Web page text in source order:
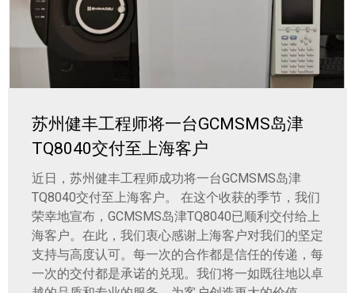
苏州健丰工程师将一台GCMSMS岛津
TQ8040交付至上海客户
近日，苏州健丰工程师成功将一台GCMSMS岛津
TQ8040交付至上海客户。 在这个收获的季节，我们
荣幸地宣布，GCMSMS岛津TQ8040已顺利交付给上
海客户。在此，我们衷心感谢上海客户对我们的坚定
支持与高度认可。每一次的合作都是信任的传递，每
一次的交付都是承诺的兑现。我们将一如既往地以卓